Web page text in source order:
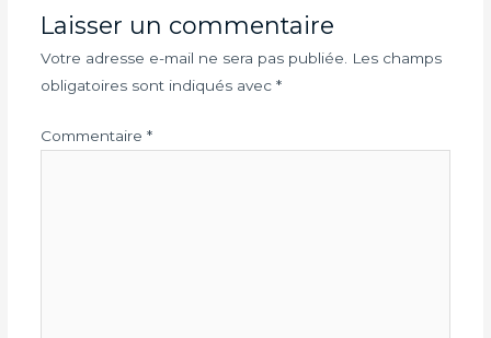
Laisser un commentaire
Votre adresse e-mail ne sera pas publiée. Les champs
obligatoires sont indiqués avec *
Commentaire *